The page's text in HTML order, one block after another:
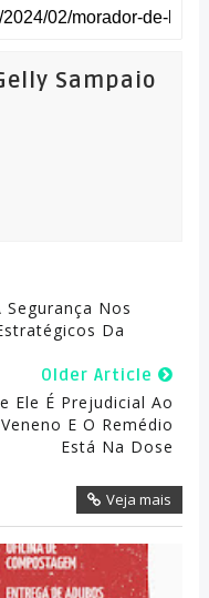
Sampaio
Nos
Da
Older Article
Ele É Prejudicial Ao
E O Remédio
Está Na Dose
Veja mais